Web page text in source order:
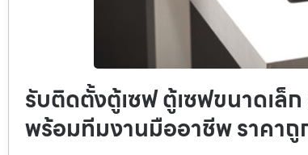
รับติดตั้งตู้เซฟ ตู้เซฟขนาดเล็
พร้อมทีมงานมืออาชีพ ราคาถู